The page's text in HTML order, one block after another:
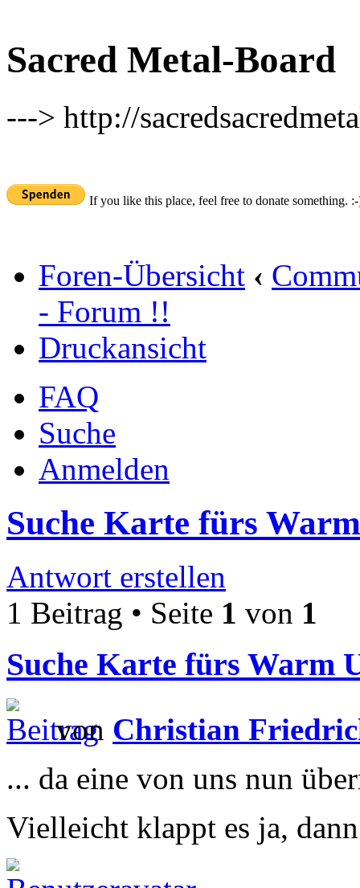
Sacred Metal-Board
---> http://
If you like this place, feel free to donate something.
Foren-Übersicht ‹
- Forum !!
Druckansicht
FAQ
Suche
Anmelden
Suche Karte fürs
Antwort erstellen
1 Beitrag • Seite 1 von 1
Suche Karte fürs Warm
von Christian
... da eine von uns nun
Vielleicht klappt es ja,